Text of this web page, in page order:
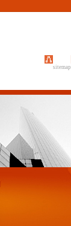
sitemap